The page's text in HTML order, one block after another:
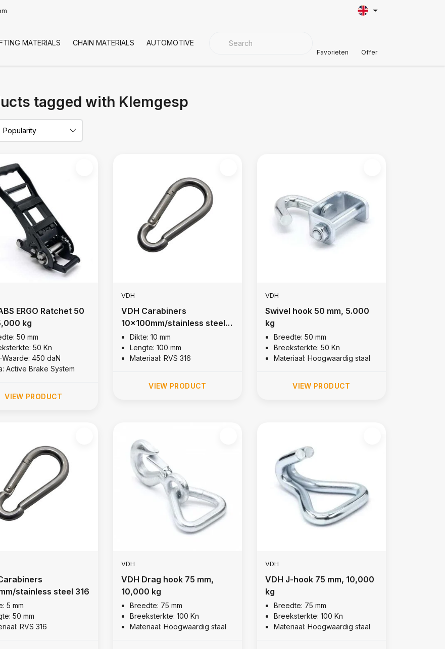
MATERIALS CHAIN MATERIALS AUTOMOTIVE COVER MATERIALS
Favorieten Offer
tagged with Klemgesp
kg
50 mm
50 Kn
Waarde: 450 daN
Active Brake System
VIEW PRODUCT
VDH
VDH Carabiners
10x100mm/stainless steel
316Dikte: 10 mm
Lengte: 100 mm
Materiaal: RVS 316
VIEW PRODUCT
VDH
Swivel hook 50 mm, 5.000
kg
Breedte: 50 mm
Breeksterkte: 50 Kn
Materiaal: Hoogwaardig staal
VIEW PRODUCT
stainless steel 316
5 mm
50 mm
RVS 316
VDH
VDH Drag hook 75 mm,
10,000 kg
Breedte: 75 mm
Breeksterkte: 100 Kn
Materiaal: Hoogwaardig staal
VDH
VDH J-hook 75 mm, 10,000
kg
Breedte: 75 mm
Breeksterkte: 100 Kn
Materiaal: Hoogwaardig staal